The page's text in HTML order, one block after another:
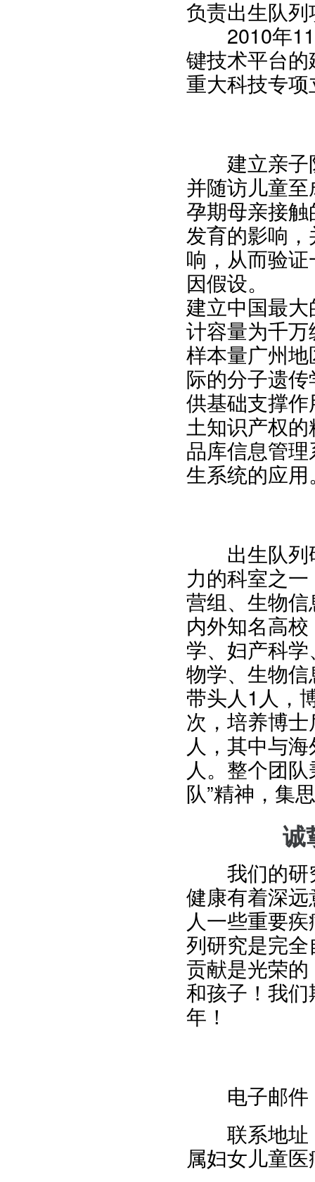
负责出生队
2010年11
键技术平台
重大科技专
建立亲子
并随访儿童
孕期母亲接
发育的影响
响，从而验
因假设。
建立中国最
计容量为千
样本量广州
际的分子遗
供基础支撑
土知识产权
品库信息管
生系统的应用
出生队列
力的科室之
营组、生物
内外知名高
学、妇产科
物学、生物
带头人1人，
次，培养博
人，其中与
人。整个团
队”精神，集
诚
我们的研
健康有着深
人一些重要
列研究是完
贡献是光荣
和孩子！我
年！
电子邮件
联系地址
属妇女儿童